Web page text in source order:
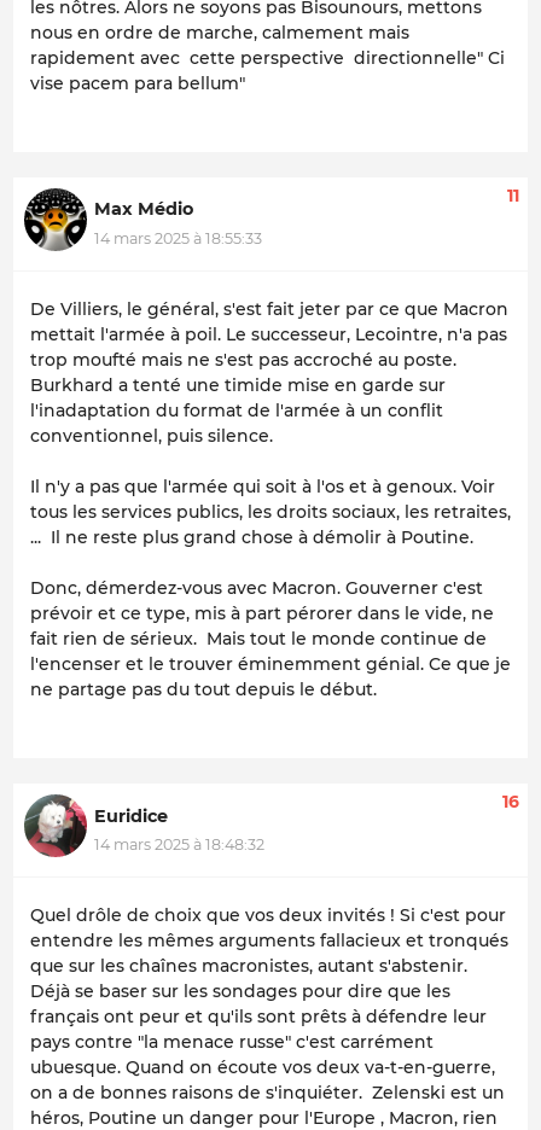
les nôtres. Alors ne soyons pas Bisounours, mettons
nous en ordre de marche, calmement mais
rapidement avec cette perspective directionnelle" Ci
vise pacem para bellum"
Max Médio
14 mars 2025 à 18:55:33
11
De Villiers, le général, s'est fait jeter par ce que Macron
mettait l'armée à poil. Le successeur, Lecointre, n'a pas
trop moufté mais ne s'est pas accroché au poste.
Burkhard a tenté une timide mise en garde sur
l'inadaptation du format de l'armée à un conflit
conventionnel, puis silence.
Il n'y a pas que l'armée qui soit à l'os et à genoux. Voir
tous les services publics, les droits sociaux, les retraites,
... Il ne reste plus grand chose à démolir à Poutine.
Donc, démerdez-vous avec Macron. Gouverner c'est
prévoir et ce type, mis à part pérorer dans le vide, ne
fait rien de sérieux. Mais tout le monde continue de
l'encenser et le trouver éminemment génial. Ce que je
ne partage pas du tout depuis le début.
Euridice
14 mars 2025 à 18:48:32
16
Quel drôle de choix que vos deux invités ! Si c'est pour
entendre les mêmes arguments fallacieux et tronqués
que sur les chaînes macronistes, autant s'abstenir.
Déjà se baser sur les sondages pour dire que les
français ont peur et qu'ils sont prêts à défendre leur
pays contre "la menace russe" c'est carrément
ubuesque. Quand on écoute vos deux va-t-en-guerre,
on a de bonnes raisons de s'inquiéter. Zelenski est un
héros, Poutine un danger pour l'Europe , Macron, rien